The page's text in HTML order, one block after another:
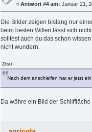
«Antwort #4 am: Januar 21,
Die Bilder zeigen bislang nur
beim besten Willen lässt sich
solltest auch du das schon
nicht wundern.
Zitat
Nach dem anschleifen hat er jetzt
Da währe ein Bild der Schliffläche